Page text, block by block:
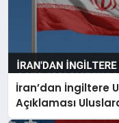
İran’dan İngiltere
Açıklaması